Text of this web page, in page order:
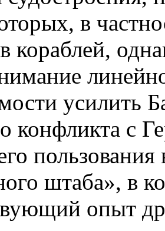
в
кораблей,
усилить
конфликта с
штаба», в
опыт